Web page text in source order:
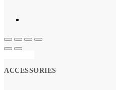
ACCESSORIES